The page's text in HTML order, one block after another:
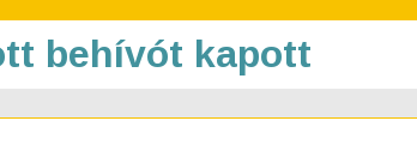
behívót kapott